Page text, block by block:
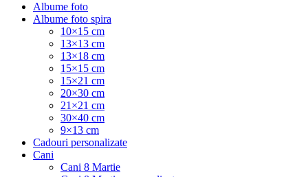
Albume foto
Albume foto spira
10×15 cm
13×13 cm
13×18 cm
15×15 cm
15×21 cm
20×30 cm
21×21 cm
30×40 cm
9×13 cm
Cadouri personalizate
Cani
Cani 8 Martie